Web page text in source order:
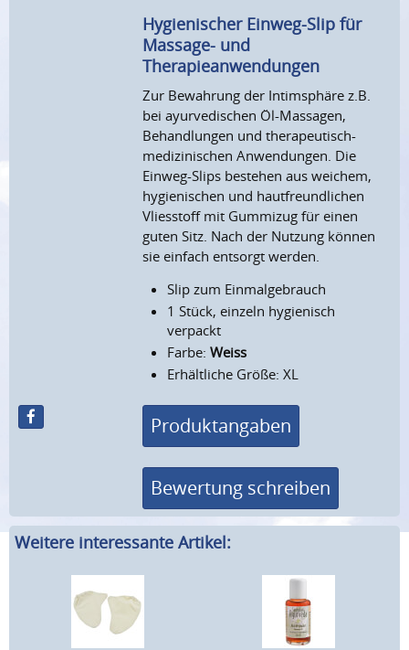
Hygienischer Einweg-Slip für
Massage- und
Therapieanwendungen
Zur Bewahrung der Intimsphäre z.B.
bei ayurvedischen Öl-Massagen,
Behandlungen und therapeutisch-
medizinischen Anwendungen. Die
Einweg-Slips bestehen aus weichem,
hygienischen und hautfreundlichen
Vliesstoff mit Gummizug für einen
guten Sitz. Nach der Nutzung können
sie einfach entsorgt werden.
Slip zum Einmalgebrauch
1 Stück, einzeln hygienisch
verpackt
Farbe:Weiss
Erhältliche Größe: XL
Produktangaben
Bewertung schreiben
Weitere interessante Artikel: